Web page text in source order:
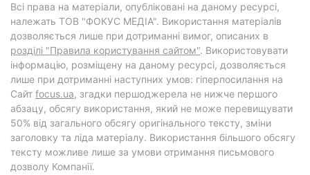
Всі права на матеріали, опубліковані на даному ресурсі,
належать ТОВ "ФОКУС МЕДІА". Використання матеріалів
дозволяється лише при дотриманні вимог, описаних в
розділі "Правила користування сайтом". Використовувати
інформацію, розміщену на даному ресурсі, дозволяється
лише при дотриманні наступних умов: гіперпосилання на
Cайт focus.ua, згадки першоджерела не нижче першого
абзацу, обсягу використання, який не може перевищувати
50% від загального обсягу оригінального тексту, зміни
заголовку та ліда матеріалу. Використання більшого обсягу
тексту можливе лише за умови отримання письмового
дозволу Компанії.